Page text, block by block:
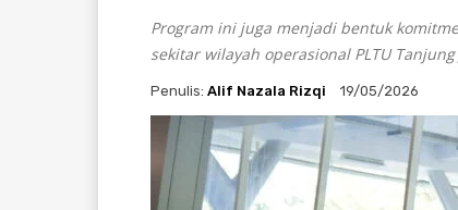
Program ini juga menjadi bentuk
sekitar wilayah operasional PLTU Tanjung
Penulis: Alif Nazala Rizqi 19/05/2026